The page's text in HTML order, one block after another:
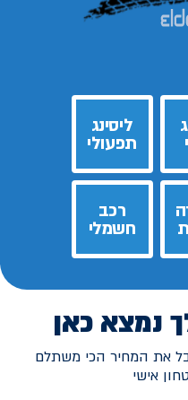
ליסינג
תפעולי
רכב
חשמלי
נמצא כאן
את המחיר הכי משתלם
אישי